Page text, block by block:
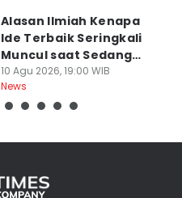
Alasan Ilmiah Kenapa
Ide Terbaik Seringkali
Muncul saat Sedang
Mandi, Bukan di Depan
Laptop
10 Agu 2026, 19:00 WIB
News